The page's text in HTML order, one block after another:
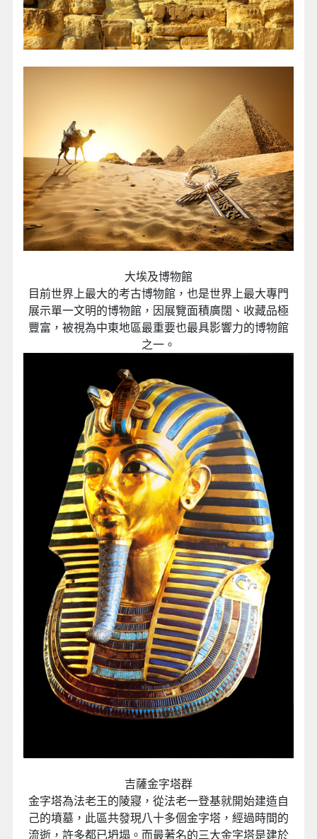
大埃及博物館
目前世界上最大的考古博物館，也是世界上最大專門
展示單一文明的博物館，因展覽面積廣闊、收藏品極
豐富，被視為中東地區最重要也最具影響力的博物館
之一。
吉薩金字塔群
金字塔為法老王的陵寢，從法老一登基就開始建造自
己的墳墓，此區共發現八十多個金字塔，經過時間的
流逝，許多都已坍塌。而最著名的三大金字塔是建於